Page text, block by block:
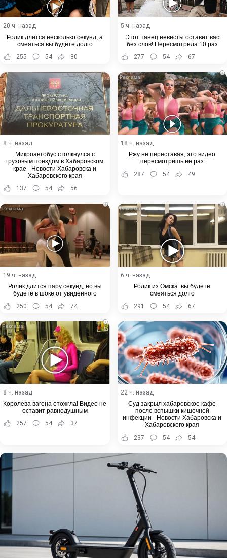
20 ч. назад
Ролик длится несколько секунд, а
смеяться вы будете долго
255
54 80
5 ч. назад
Этот танец невесты оставит вас
без слов! Пересмотрела 10 раз
277
54 67
8 ч. назад
Микроавтобус столкнулся с
грузовым поездом в Хабаровском
крае - Новости Хабаровска и
Хабаровского края
137
54 56
i
18 ч. назад
Ржу не переставая, это видео
пересмотришь не раз
287
54 49
i
19 ч. назад
Ролик длится пару секунд, но вы
будете в шоке от увиденного
250
54 74
i
6 ч. назад
Ролик из Омска: вы будете
смеяться долго
291
54 67
i
8 ч. назад
Королева вагона отожгла! Видео не
оставит равнодушным
257
54 37
22 ч. назад
Суд закрыл хабаровское кафе
после вспышки кишечной
инфекции - Новости Хабаровска и
Хабаровского края
237
54 54